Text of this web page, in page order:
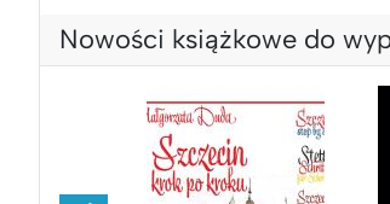
Nowości książkowe do